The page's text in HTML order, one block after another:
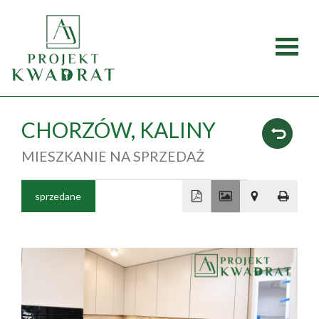
główna
Oferty
Domy
Lokale
Obiekty
CHORZÓW, KALINY
MIESZKANIE NA SPRZEDAŻ
sprzedane
−